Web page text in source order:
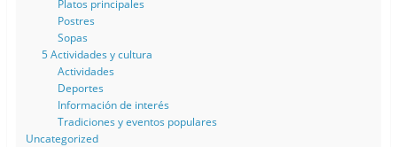
Platos principales
Postres
Sopas
5 Actividades y cultura
Actividades
Deportes
Información de interés
Tradiciones y eventos populares
Uncategorized